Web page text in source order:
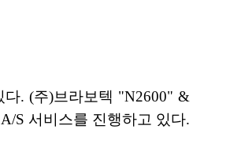
다. (주)브라보텍 "N2600" &
S 서비스를 진행하고 있다.